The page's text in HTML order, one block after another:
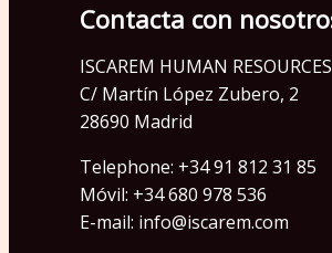
Contacta con
ISCAREM HUMAN RESOURCES
C/ Martín López Zubero, 2
28690 Madrid
Telephone: +34 91 812 31 85
Móvil: +34 680 978 536
E-mail: info@iscarem.com